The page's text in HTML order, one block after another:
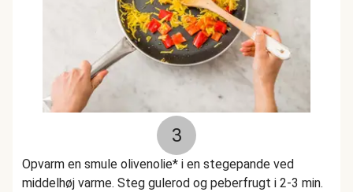
3
Opvarm en smule olivenolie* i en stegepande ved
middelhøj varme. Steg gulerod og peberfrugt i 2-3 min.